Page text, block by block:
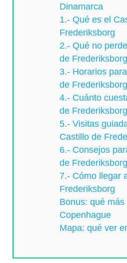
Dinamarca
1.- Qué es el
Frederiksborg
2.- Qué no
de Frederiksborg
3.- Horarios
de Frederiksborg
4.- Cuánto
de Frederiksborg
5.- Visitas
Castillo de
6.- Consejos
de Frederiksborg
7.- Cómo llegar
Frederiksborg
Bonus: qué
Copenhague
Mapa: qué ver